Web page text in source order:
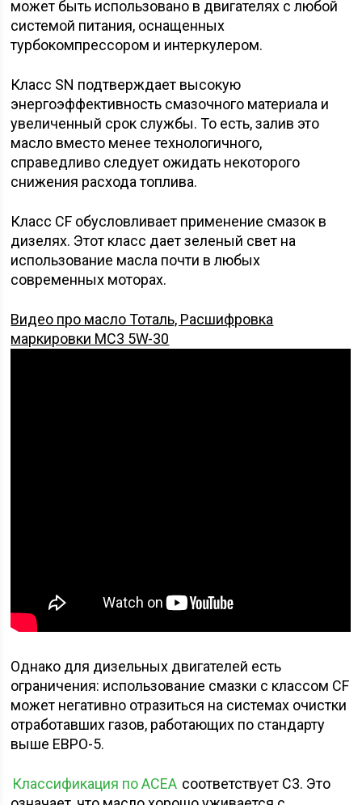
может быть использовано в двигателях с любой
системой питания, оснащенных
турбокомпрессором и интеркулером.
Класс SN подтверждает высокую
энергоэффективность смазочного материала и
увеличенный срок службы. То есть, залив это
масло вместо менее технологичного,
справедливо следует ожидать некоторого
снижения расхода топлива.
Класс CF обусловливает применение смазок в
дизелях. Этот класс дает зеленый свет на
использование масла почти в любых
современных моторах.
Видео про масло Тоталь, Расшифровка
маркировки MC3 5W-30
Однако для дизельных двигателей есть
ограничения: использование смазки с классом CF
может негативно отразиться на системах очистки
отработавших газов, работающих по стандарту
выше ЕВРО-5.
Классификация по ACEA соответствует С3. Это